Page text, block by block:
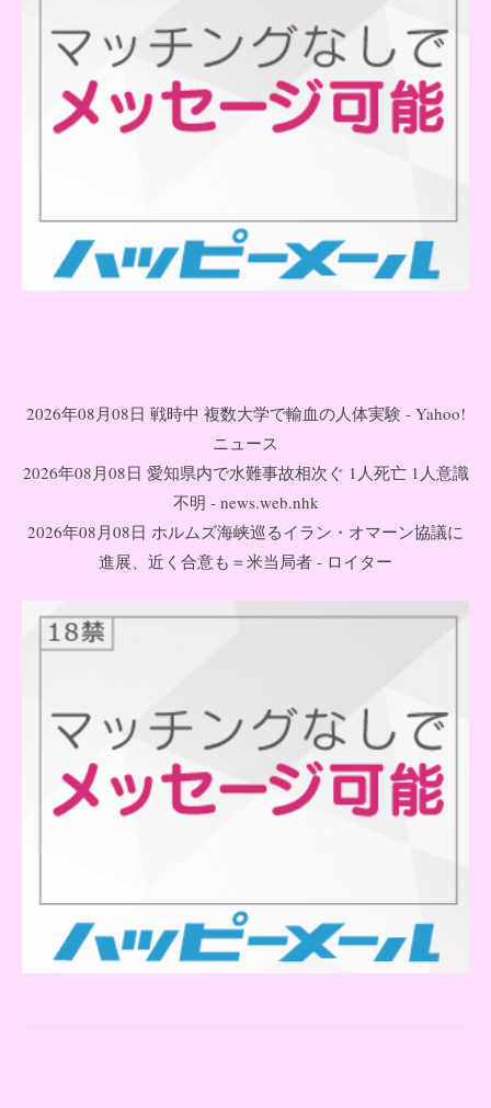
2026年08月08日 戦時中 複数大学で輸血の人体実験 - Yahoo!
ニュース
2026年08月08日 愛知県内で水難事故相次ぐ 1人死亡 1人意識
不明 - news.web.nhk
2026年08月08日 ホルムズ海峡巡るイラン・オマーン協議に
進展、近く合意も＝米当局者 - ロイター